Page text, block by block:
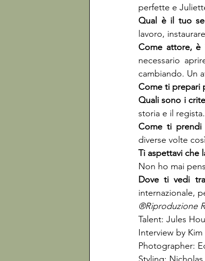
perfette e
Qual è il tuo
lavoro,
Come attore, è
necessario
cambiando. Un
Come ti prepari
Quali sono i
storia e il regista.
Come ti prendi
diverse volte
Non ho mai
Dove ti vedi
internazionale,
®Riproduzione